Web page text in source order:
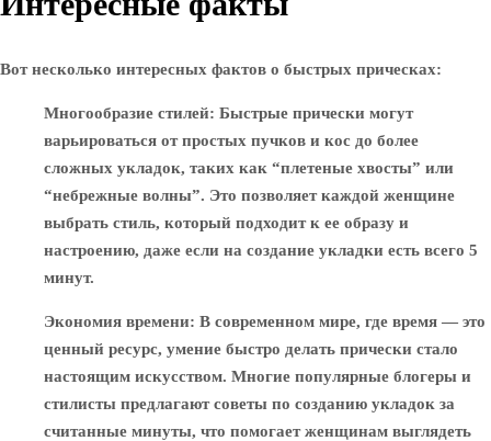
Вот несколько интересных фактов о быстрых прическах:
Многообразие стилей: Быстрые прически могут
варьироваться от простых пучков и кос до более
сложных укладок, таких как “плетеные хвосты” или
“небрежные волны”. Это позволяет каждой женщине
выбрать стиль, который подходит к ее образу и
настроению, даже если на создание укладки есть всего 5
минут.
Экономия времени: В современном мире, где время — это
ценный ресурс, умение быстро делать прически стало
настоящим искусством. Многие популярные блогеры и
стилисты предлагают советы по созданию укладок за
считанные минуты, что помогает женщинам выглядеть